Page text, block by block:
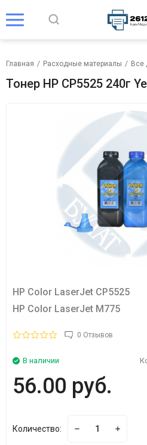
Главная / Расходные материалы / Все
Тонер HP CP5525 240г
HP Color LaserJet CP5525
HP Color LaserJet M775
0 Отзывов
В наличии
56.00 руб.
Количество: